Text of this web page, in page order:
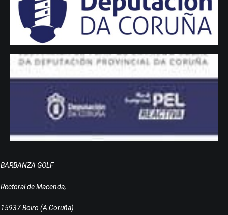
BARBANZA GOLF
Rectoral de Macenda,
15937 Boiro (A Coruña)